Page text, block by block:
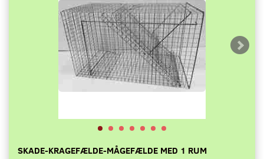
SKADE-KRAGEFÆLDE-MÅGEFÆLDE MED 1 RUM